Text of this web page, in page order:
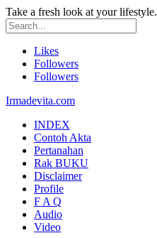
Take a fresh look at your lifestyle.
Likes
Followers
Followers
Irmadevita.com
INDEX
Contoh Akta
Pertanahan
Rak BUKU
Disclaimer
Profile
F A Q
Audio
Video